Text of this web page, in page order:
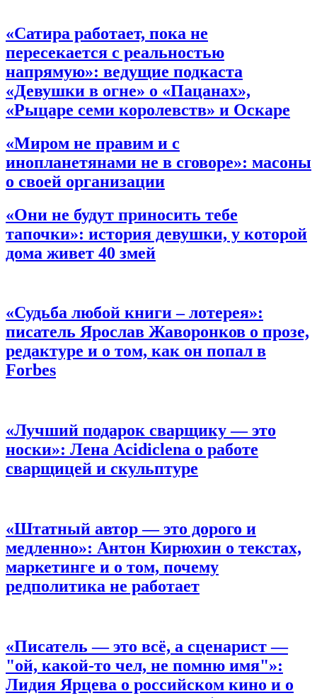
«Сатира работает, пока не
пересекается с реальностью
напрямую»: ведущие подкаста
«Девушки в огне» о «Пацанах»,
«Рыцаре семи королевств» и Оскаре
«Миром не правим и с
инопланетянами не в сговоре»: масоны
о своей организации
«Они не будут приносить тебе
тапочки»: история девушки, у которой
дома живет 40 змей
«Судьба любой книги – лотерея»:
писатель Ярослав Жаворонков о прозе,
редактуре и о том, как он попал в
Forbes
«Лучший подарок сварщику — это
носки»: Лена Аcidiclena о работе
сварщицей и скульптуре
«Штатный автор — это дорого и
медленно»: Антон Кирюхин о текстах,
маркетинге и о том, почему
редполитика не работает
«Писатель — это всё, а сценарист —
"ой, какой-то чел, не помню имя"»:
Лидия Ярцева о российском кино и о